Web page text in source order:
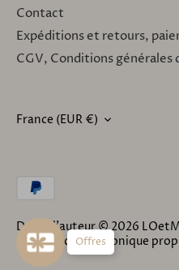
Contact
Expéditions et retours,
CGV, Conditions générales
DEVISE
France (EUR €)
Droit d'auteur © 2026
Commerce électronique
Offres